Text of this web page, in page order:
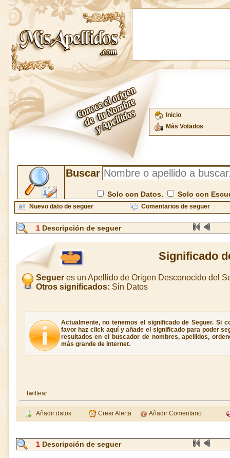
Inicio
Más Votados
Buscar
Solo con Datos. Solo con
Nuevo dato de seguer Comentarios de seguer
1 Descripción de seguer
Significado
Segueres un Apellido de Origen Desconocido del
Otros significados: Sin Datos
Actualmente, no tenemos el significado de Seguer. Si
favor haz click aquí y añade el significado para poder
resultados en el buscador de nombres, apellidos,
más grande de Internet.
Twittear
Añadir datos Crear Alerta Añadir Comentario
1 Descripción de seguer